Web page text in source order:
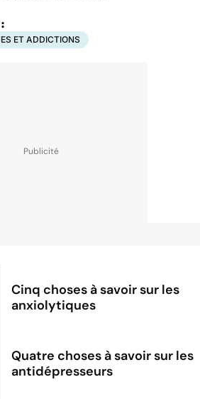
ET ADDICTIONS
Cinq choses à savoir sur les
anxiolytiques
Quatre choses à savoir sur les
antidépresseurs